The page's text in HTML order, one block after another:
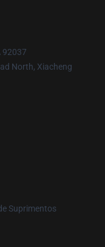
92037
North, Xiacheng
Suprimentos